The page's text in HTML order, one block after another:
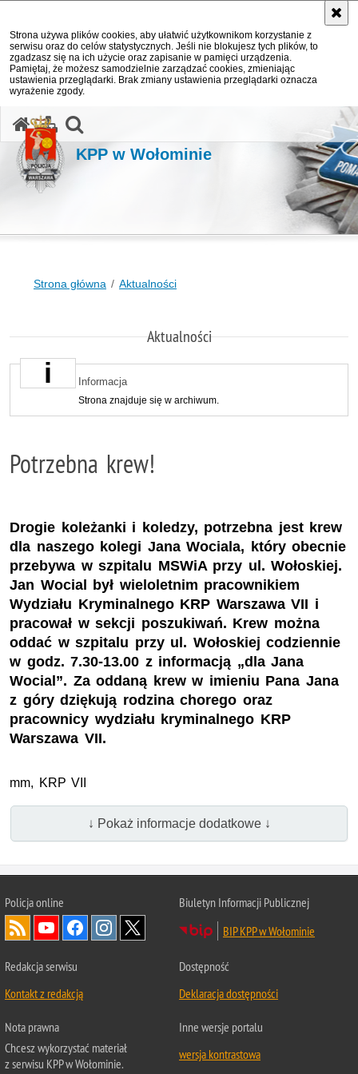
Strona używa plików cookies, aby ułatwić użytkownikom korzystanie z
serwisu oraz do celów statystycznych. Jeśli nie blokujesz tych plików, to
zgadzasz się na ich użycie oraz zapisanie w pamięci urządzenia.
Pamiętaj, że możesz samodzielnie zarządzać cookies, zmieniając
ustawienia przeglądarki. Brak zmiany ustawienia przeglądarki oznacza
wyrażenie zgody.
KPP w Wołominie
Strona główna Aktualności
Aktualności
Informacja
Strona znajduje się w archiwum.
Potrzebna krew!
Drogie koleżanki i koledzy, potrzebna jest krew
dla naszego kolegi Jana Wociala, który obecnie
przebywa w szpitalu MSWiA przy ul. Wołoskiej.
Jan Wocial był wieloletnim pracownikiem
Wydziału Kryminalnego KRP Warszawa VII i
pracował w sekcji poszukiwań. Krew można
oddać w szpitalu przy ul. Wołoskiej codziennie
w godz. 7.30-13.00 z informacją „dla Jana
Wocial”. Za oddaną krew w imieniu Pana Jana
z góry dziękują rodzina chorego oraz
pracownicy wydziału kryminalnego KRP
Warszawa VII.
mm, KRP VII
↓ Pokaż informacje dodatkowe ↓
Policja online
Biuletyn Informacji Publicznej
BIP KPP w Wołominie
Redakcja serwisu
Kontakt z redakcją
Dostępność
Deklaracja dostępności
Nota prawna
Chcesz wykorzystać materiał
z serwisu KPP w Wołominie.
Inne wersje portalu
wersja kontrastowa